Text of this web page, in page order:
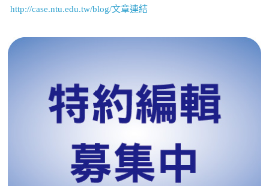
http://case.ntu.edu.tw/blog/文章連結